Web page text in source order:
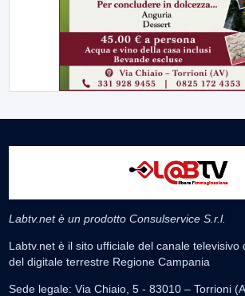
Labtv.net è un prodotto Consulservice S.r.l.
Labtv.net è il sito ufficiale del canale televisivo
del digitale terrestre Regione Campania
Sede legale: Via Chiaio, 5 - 83010 – Torrioni